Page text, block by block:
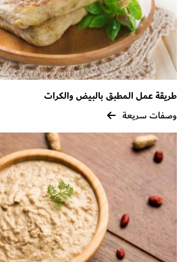
طريقة عمل المطبق بالبيض والكرات
وصفات سريعة